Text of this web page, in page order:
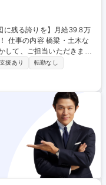
して、ご担当いただきま
架け替え工事などを主体と
せや自治会への挨拶 ▼工
間検査・工事記録写真の撮
類作成 ※直行直帰OK ※転
全般] 募集職種
管理★公共工事のみ/資格者
援あり
転勤なし